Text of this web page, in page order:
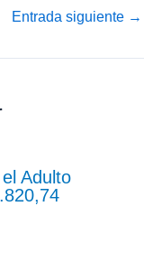
Entrada siguiente →
Adulto